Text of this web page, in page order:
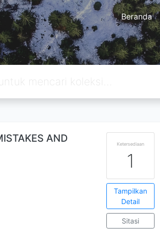
Beranda
AND
Ketersediaan
1
Tampilkan
Detail
Sitasi